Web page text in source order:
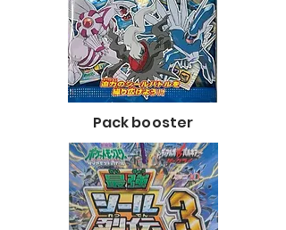
Pack booster